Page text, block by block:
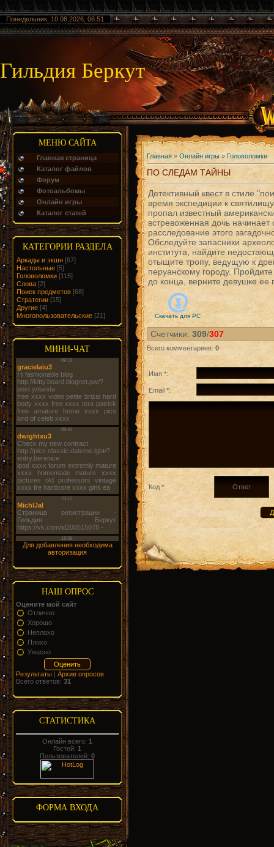
Понедельник, 10.08.2026, 06:51
Гильдия Беркут
МЕНЮ САЙТА
Главная страница
Каталог файлов
Форум
Фотоальбомы
Онлайн игры
Каталог статей
КАТЕГОРИИ РАЗДЕЛА
Аркады и экшн [67]
Настольные [5]
Головоломки [115]
Слова [2]
Поиск предметов [68]
Стратегии [15]
Другие [4]
Многопользовательские [21]
МИНИ-ЧАТ
Для добавления необходима
авторизация
НАШ ОПРОС
Оцените мой сайт
Отлично
Хорошо
Неплохо
Плохо
Ужасно
Результаты | Архив опросов
Всего ответов: 31
СТАТИСТИКА
Онлайн всего: 1
Гостей: 1
Пользователей: 0
ФОРМА ВХОДА
Главная»Онлайн игры »Головоломки
ПО СЛЕДАМ ТАЙНЫ
Детективный квест в стиле
время экспедиции к
пропал известный
встревоженная дочь начинает
расследование этого
Обследуйте запасники
института, найдите
отыщите тропу, ведущую к
перуанскому городу.
до конца, верните девушке ее
Скачать для PC
Счетчики: 309/307
Всего комментариев: 0
Имя *:
Email *:
Код *: